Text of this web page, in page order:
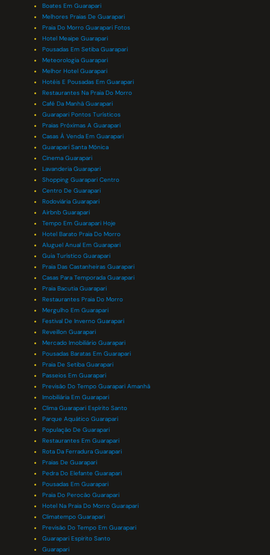
Boates Em Guarapari
Melhores Praias De Guarapari
Praia Do Morro Guarapari Fotos
Hotel Meaipe Guarapari
Pousadas Em Setiba Guarapari
Meteorologia Guarapari
Melhor Hotel Guarapari
Hotéis E Pousadas Em Guarapari
Restaurantes Na Praia Do Morro
Café Da Manhã Guarapari
Guarapari Pontos Turísticos
Praias Próximas A Guarapari
Casas À Venda Em Guarapari
Guarapari Santa Mônica
Cinema Guarapari
Lavanderia Guarapari
Shopping Guarapari Centro
Centro De Guarapari
Rodoviária Guarapari
Airbnb Guarapari
Tempo Em Guarapari Hoje
Hotel Barato Praia Do Morro
Aluguel Anual Em Guarapari
Guia Turístico Guarapari
Praia Das Castanheiras Guarapari
Casas Para Temporada Guarapari
Praia Bacutia Guarapari
Restaurantes Praia Do Morro
Mergulho Em Guarapari
Festival De Inverno Guarapari
Reveillon Guarapari
Mercado Imobiliário Guarapari
Pousadas Baratas Em Guarapari
Praia De Setiba Guarapari
Passeios Em Guarapari
Previsão Do Tempo Guarapari Amanhã
Imobiliária Em Guarapari
Clima Guarapari Espírito Santo
Parque Aquático Guarapari
População De Guarapari
Restaurantes Em Guarapari
Rota Da Ferradura Guarapari
Praias De Guarapari
Pedra Do Elefante Guarapari
Pousadas Em Guarapari
Praia Do Perocão Guarapari
Hotel Na Praia Do Morro Guarapari
Climatempo Guarapari
Previsão Do Tempo Em Guarapari
Guarapari Espírito Santo
Guarapari